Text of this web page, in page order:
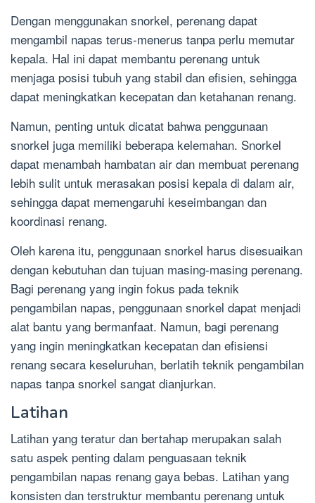
Dengan menggunakan snorkel, perenang dapat
mengambil napas terus-menerus tanpa perlu memutar
kepala. Hal ini dapat membantu perenang untuk
menjaga posisi tubuh yang stabil dan efisien, sehingga
dapat meningkatkan kecepatan dan ketahanan renang.
Namun, penting untuk dicatat bahwa penggunaan
snorkel juga memiliki beberapa kelemahan. Snorkel
dapat menambah hambatan air dan membuat perenang
lebih sulit untuk merasakan posisi kepala di dalam air,
sehingga dapat memengaruhi keseimbangan dan
koordinasi renang.
Oleh karena itu, penggunaan snorkel harus disesuaikan
dengan kebutuhan dan tujuan masing-masing perenang.
Bagi perenang yang ingin fokus pada teknik
pengambilan napas, penggunaan snorkel dapat menjadi
alat bantu yang bermanfaat. Namun, bagi perenang
yang ingin meningkatkan kecepatan dan efisiensi
renang secara keseluruhan, berlatih teknik pengambilan
napas tanpa snorkel sangat dianjurkan.
Latihan
Latihan yang teratur dan bertahap merupakan salah
satu aspek penting dalam penguasaan teknik
pengambilan napas renang gaya bebas. Latihan yang
konsisten dan terstruktur membantu perenang untuk